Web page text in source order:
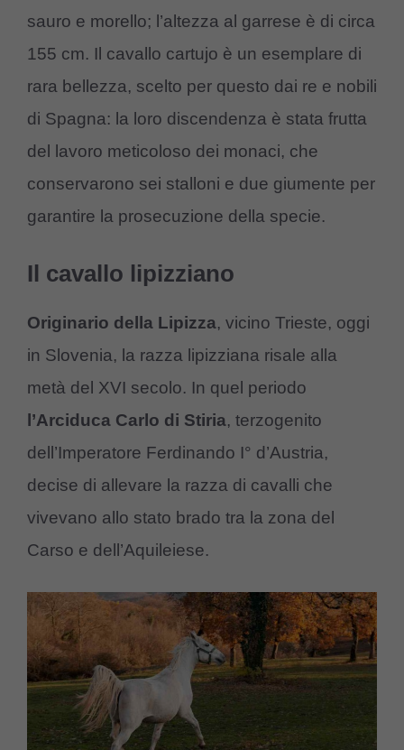
sauro e morello; l’altezza al garrese è di circa
155 cm. Il cavallo cartujo è un esemplare di
rara bellezza, scelto per questo dai re e nobili
di Spagna: la loro discendenza è stata frutta
del lavoro meticoloso dei monaci, che
conservarono sei stalloni e due giumente per
garantire la prosecuzione della specie.
Il cavallo lipizziano
Originario della Lipizza, vicino Trieste, oggi
in Slovenia, la razza lipizziana risale alla
metà del XVI secolo. In quel periodo
l’Arciduca Carlo di Stiria, terzogenito
dell’Imperatore Ferdinando I° d’Austria,
decise di allevare la razza di cavalli che
vivevano allo stato brado tra la zona del
Carso e dell’Aquileiese.